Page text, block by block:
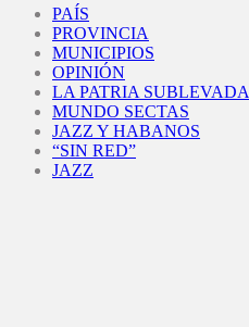
PAÍS
PROVINCIA
MUNICIPIOS
OPINIÓN
LA PATRIA SUBLEVADA
MUNDO SECTAS
JAZZ Y HABANOS
“SIN RED”
JAZZ